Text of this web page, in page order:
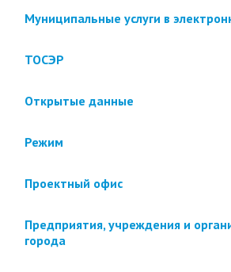
Муниципальные услуги в
ТОСЭР
Открытые данные
Режим
Проектный офис
Предприятия, учреждения и
города